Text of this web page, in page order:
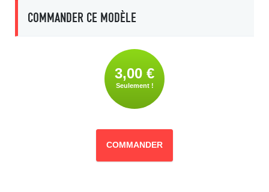
COMMANDER CE MODÈLE
3,00 €
Seulement !
COMMANDER